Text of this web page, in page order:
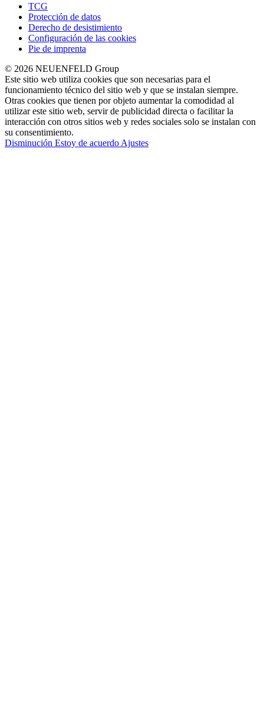
TCG
Protección de datos
Derecho de desistimiento
Configuración de las cookies
Pie de imprenta
© 2026 NEUENFELD Group
Este sitio web utiliza cookies que son necesarias para el
funcionamiento técnico del sitio web y que se instalan siempre.
Otras cookies que tienen por objeto aumentar la comodidad al
utilizar este sitio web, servir de publicidad directa o facilitar la
interacción con otros sitios web y redes sociales solo se instalan con
su consentimiento.
Disminución Estoy de acuerdo Ajustes